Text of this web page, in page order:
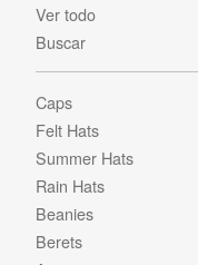
Ver todo
Buscar
Caps
Felt Hats
Summer Hats
Rain Hats
Beanies
Berets